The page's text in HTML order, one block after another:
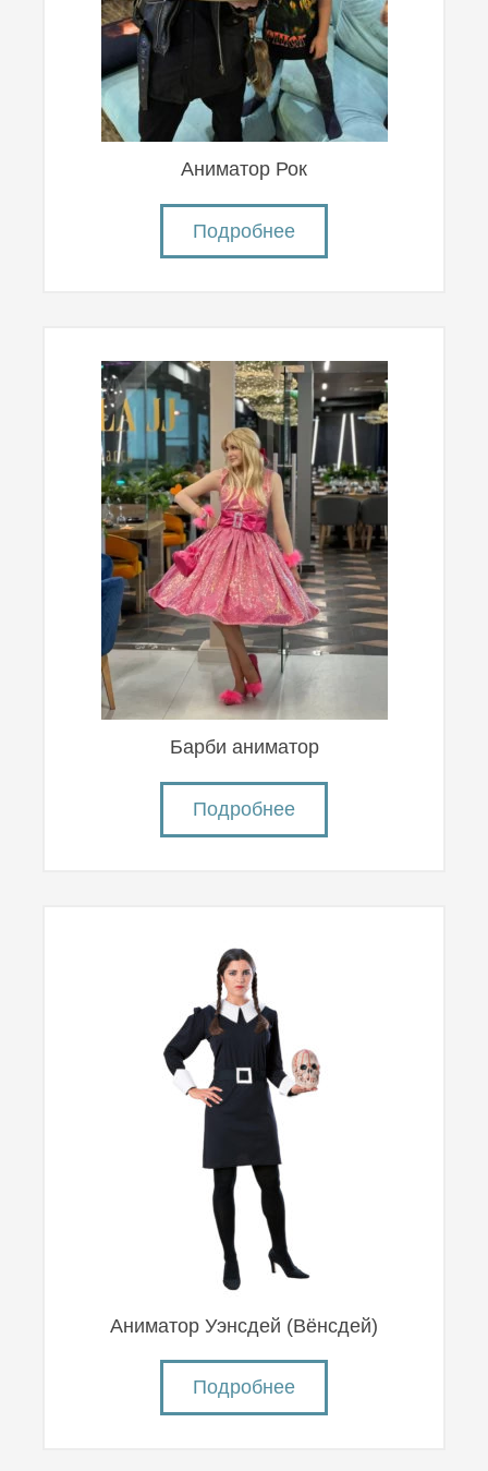
Аниматор Рок
Подробнее
Барби аниматор
Подробнее
Аниматор Уэнсдей (Вëнсдей)
Подробнее